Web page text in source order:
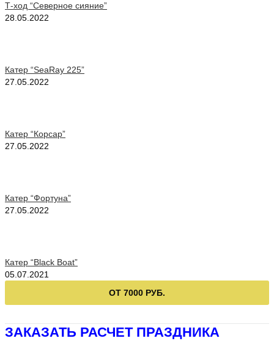
Т-ход “Северное сияние”
28.05.2022
Катер “SeaRay 225”
27.05.2022
Катер “Корсар”
27.05.2022
Катер “Фортуна”
27.05.2022
Катер “Black Boat”
05.07.2021
ОТ 7000 РУБ.
ЗАКАЗАТЬ РАСЧЕТ ПРАЗДНИКА